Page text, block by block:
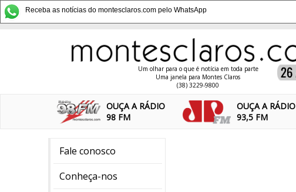
Receba as notícias do montesclaros.com pelo WhatsApp
Um olhar para o que é notícia em toda parte
Uma janela para Montes Claros
(38) 3229-9800
OUÇA A RÁDIO
98 FM
OUÇA A RÁDIO
93,5 FM
Fale conosco
Conheça-nos